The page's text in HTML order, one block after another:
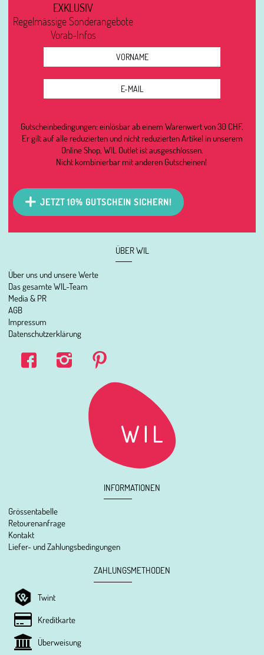
ÜBER WIL
Über uns und unsere Werte
Das gesamte WIL-Team
Media & PR
AGB
Impressum
Datenschutzerklärung
INFORMATIONEN
Grössentabelle
Retourenanfrage
Kontakt
Liefer- und Zahlungsbedingungen
ZAHLUNGSMETHODEN
Twint
Kreditkarte
Überweisung
EXKLUSIV
Regelmässige Sonderangebote
Vorab-Infos
Gutscheinbedingungen: einlösbar ab einem Warenwert von 30 CHF.
Er gilt auf alle reduzierten und nicht reduzierten Artikel in unserem
Online Shop, WIL Outlet ist ausgeschlossen.
Nicht kombinierbar mit anderen Gutscheinen!
JETZT 10% GUTSCHEIN SICHERN!